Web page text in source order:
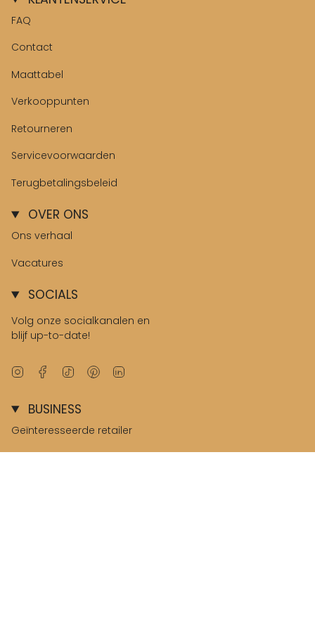
FAQ
Contact
Maattabel
Verkooppunten
Retourneren
Servicevoorwaarden
Terugbetalingsbeleid
OVER ONS
Ons verhaal
Vacatures
SOCIALS
Volg onze socialkanalen en
blijf up-to-date!
InstagramFacebook
TikTok Pinterest
BUSINESS
Geïnteresseerde retailer